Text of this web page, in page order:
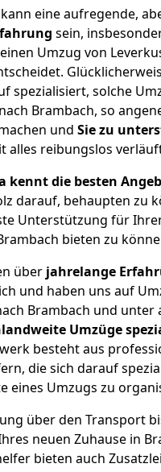
eine aufregende,
sein,
Umzug von
spezialisiert, solche
Brambach, so
und Sie zu
alles reibungslos
kennt die besten
darauf, behaupten zu
Unterstützung für
bieten zu
überjahrelange
und haben uns auf
Brambach und unter
Umzüge
besteht aus
die sich darauf
eines Umzugs zu
über den Transport
neuen Zuhause in
bieten auch